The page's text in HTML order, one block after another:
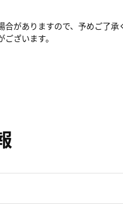
がありますので、予めご了承
ざいます。